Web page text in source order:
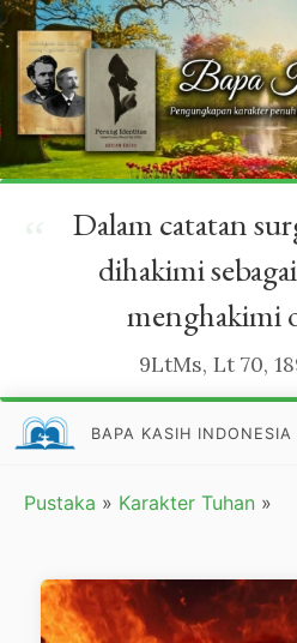
Dalam catatan
dihakimi
menghakimi
9LtMs, Lt 70,
BAPA KASIH INDONESIA
Pustaka » Karakter Tuhan »